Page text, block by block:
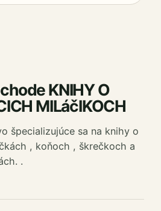
KNIHY O
MILáčIKOCH
špecializujúce sa na knihy o
, koňoch , škrečkoch a
.